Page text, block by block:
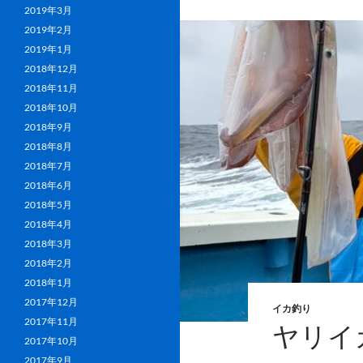
イカ釣り
ヤリイ
2019年3月
2019年2月
2019年1月
2018年12月
2018年11月
2018年10月
2018年9月
2018年8月
2018年7月
2018年6月
2018年5月
2018年4月
2018年3月
2018年2月
2018年1月
2017年12月
2017年11月
2017年10月
2017年9月